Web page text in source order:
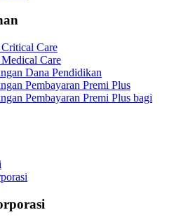
Care
Care
Dana Pendidikan
Pembayaran Premi Plus
Pembayaran Premi Plus bagi